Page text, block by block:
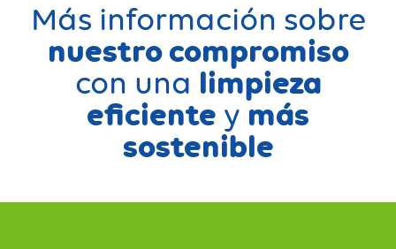
Más información sobre
nuestro compromiso
con una limpieza
eficiente y más
sostenible